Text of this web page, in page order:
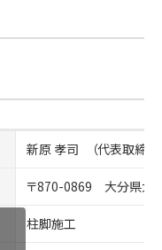
新原 孝司 （代表取締役
〒870-0869 大分県大
柱脚施工